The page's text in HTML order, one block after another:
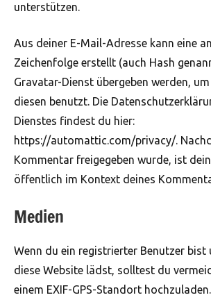
unterstützen.
Aus deiner E-Mail-Adresse kann eine
Zeichenfolge erstellt (auch Hash
Gravatar-Dienst übergeben werden,
diesen benutzt. Die
Dienstes findest du hier:
https://automattic.com/privacy/.
Kommentar freigegeben wurde, ist
öffentlich im Kontext deines
Medien
Wenn du ein registrierter Benutzer bist
diese Website lädst, solltest du
einem EXIF-GPS-Standort